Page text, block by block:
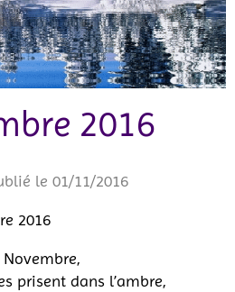
2016
le 01/11/2016
2016
prisent dans l’ambre,